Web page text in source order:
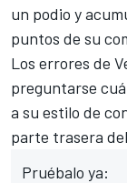
un podio y
puntos de su
Los errores de
preguntarse
a su estilo de
parte trasera
Pruébalo ya: